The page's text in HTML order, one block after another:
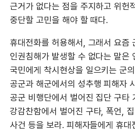
근거가 없다는 점을 주지하고 위헌
중단할 고민을 해야 할 때다.
휴대전화를 허용해서, 그래서 요즘
인권침해가 발생할 수 없다는 말은
국민에게 착시현상을 일으키는 군
공군과 해군에서의 성추행 피해자
공군 비행단에서 벌어진 집단 구타
강감찬함에서 벌어진 구타, 폭언,
사건 등을 보라. 피해자들에게 휴